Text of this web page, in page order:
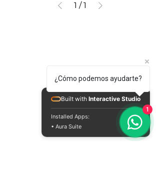
1 / 1
Sobre nuestros productos
Tienda en línea
Contáctanos
Conoce nuestros puntos de venta
¿Cómo podemos ayudarte?
1
Built with Interactive Studio
Installed Apps:
• Aura Suite